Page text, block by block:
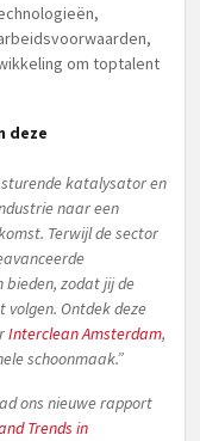
om toptalent
deze
katalysator en
naar een
Terwijl de sector
bieden, zodat jij de
volgen. Ontdek deze
Interclean Amsterdam,
schoonmaak.”
ons nieuwe rapport
Trends in